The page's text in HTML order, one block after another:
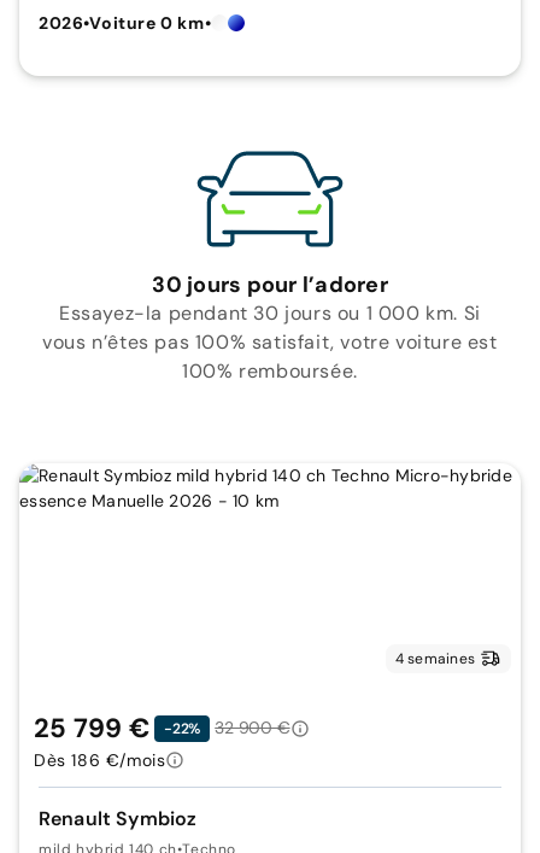
2026•Voiture 0 km•
30 jours pour l’adorer
Essayez-la pendant 30 jours ou 1 000 km. Si
vous n’êtes pas 100% satisfait, votre voiture est
100% remboursée.
4 semaines
Renault Symbioz
mild hybrid 140 ch•Techno
25 799 € -22%
32 900 €
Dès 186 €/mois